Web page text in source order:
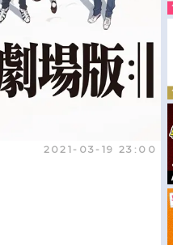
2021-03-19 23:00